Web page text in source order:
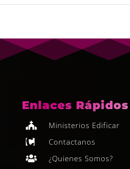
Enlaces Rápidos
 Ministerios Edificar
 Contactanos
 ¿Quienes Somos?